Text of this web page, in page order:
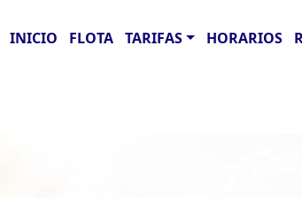
INICIO FLOTA TARIFAS HORARIOS